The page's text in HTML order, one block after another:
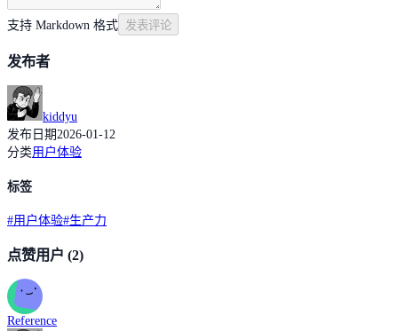
支持 Markdown 格式 发表评论
发布者
kiddyu
发布日期2026-01-12
分类用户体验
标签
#用户体验#生产力
点赞用户 (2)
Reference